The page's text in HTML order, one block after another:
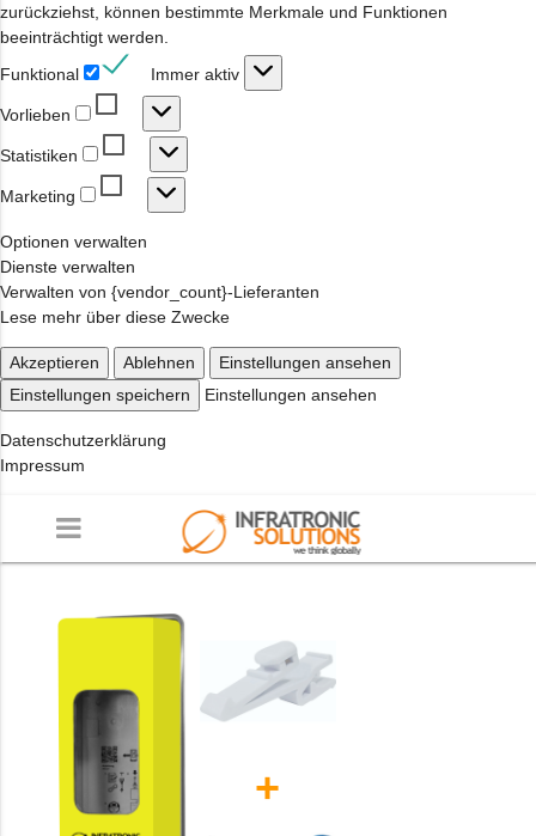
zurückziehst, können bestimmte Merkmale und Funktionen
beeinträchtigt werden.
Funktional
Immer aktiv
Vorlieben
Vorlieben
Statistiken
Statistiken
Marketing
Marketing
Optionen verwalten
Dienste verwalten
Verwalten von {vendor_count}-Lieferanten
Lese mehr über diese Zwecke
Akzeptieren Ablehnen
Einstellungen ansehen
Einstellungen speichern
Einstellungen ansehen
Datenschutzerklärung
Impressum
+